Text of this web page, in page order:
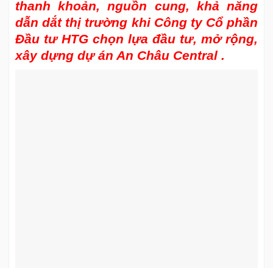
thanh khoản, nguồn cung, khả năng
dẫn dắt thị trường khi Công ty Cổ phần
Đầu tư HTG chọn lựa đầu tư, mở rộng,
xây dựng dự án An Châu Central .